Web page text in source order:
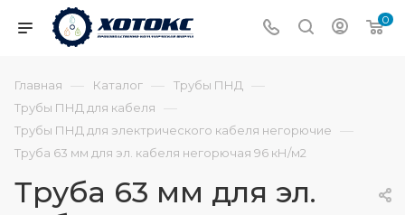
0
Главная — Каталог — Трубы ПНД —
Трубы ПНД для кабеля —
Трубы ПНД для электрического кабеля негорючие —
Труба 63 мм для эл. кабеля негорючая 96 кН/м2
Труба 63 мм для эл.